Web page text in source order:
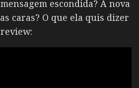
escondida? A nova
caras? O que ela quis dizer